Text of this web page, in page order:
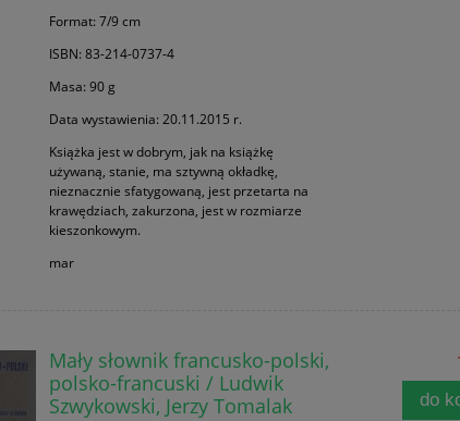
Format: 7/9 cm
ISBN: 83-214-0737-4
Masa: 90 g
Data wystawienia: 20.11.2015 r.
Książka jest w dobrym, jak na książkę
używaną, stanie, ma sztywną okładkę,
nieznacznie sfatygowaną, jest przetarta na
krawędziach, zakurzona, jest w rozmiarze
kieszonkowym.
mar
Mały słownik francusko-polski,
polsko-francuski / Ludwik
Szwykowski, Jerzy Tomalak
do